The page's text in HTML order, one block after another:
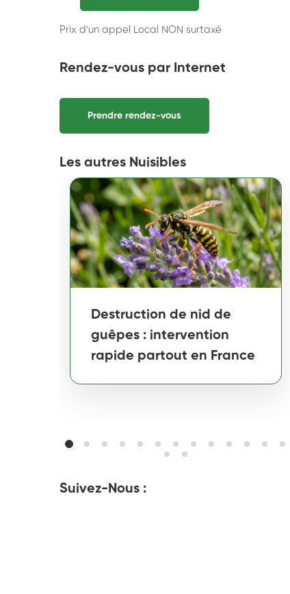
Prix d'un appel Local NON surtaxé
Rendez-vous par Internet
Prendre rendez-vous
Les autres Nuisibles
Destruction de nid de
guêpes : intervention
rapide partout en France
Suivez-Nous :